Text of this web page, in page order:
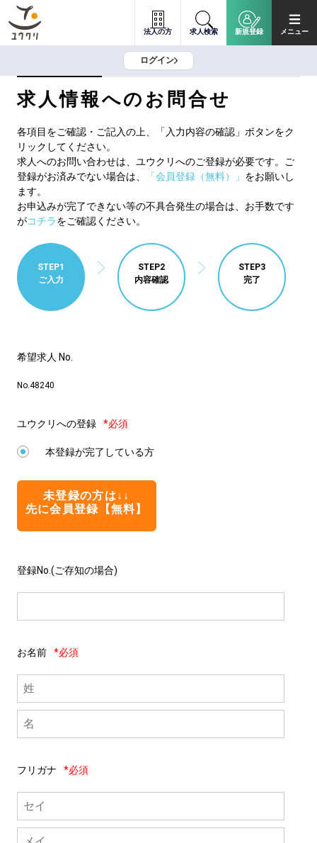
法人の方 求人検索 新規登録 メニュー
ログイン
求人情報へのお問合せ
各項目をご確認・ご記入の上、「入力内容の確認」ボタンをク
リックしてください。
求人へのお問い合わせは、ユウクリへのご登録が必要です。ご
登録がお済みでない場合は、
「会員登録（無料）」 をお願いし
ます。
お申込みが完了できない等の不具合発生の場合は、お手数です
がコチラをご確認ください。
STEP1
ご入力
STEP2
内容確認
STEP3
完了
希望求人 No.
No.48240
ユウクリへの登録 *必須
本登録が完了している方
未登録の方は↓↓
先に会員登録【無料】
登録No.(ご存知の場合)
お名前 *必須
フリガナ *必須